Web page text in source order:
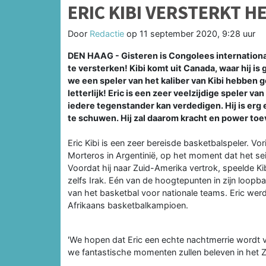
ERIC KIBI VERSTERKT
Door Redactie op 11 september 2020, 9:28 uur
DEN HAAG - Gisteren is Congolees
te versterken! Kibi komt uit Canada, waar hij
we een speler van het kaliber van Kibi hebben
letterlijk! Eric is een zeer veelzijdige speler
iedere tegenstander kan verdedigen. Hij is
te schuwen. Hij zal daarom kracht en power
Eric Kibi is een zeer bereisde basketbalspeler.
Morteros in Argentinië, op het moment dat het
Voordat hij naar Zuid-Amerika vertrok, speelde
zelfs Irak. Eén van de hoogtepunten in zijn
van het basketbal voor nationale teams. Eric
Afrikaans basketbalkampioen.
'We hopen dat Eric een echte nachtmerrie
we fantastische momenten zullen beleven in het